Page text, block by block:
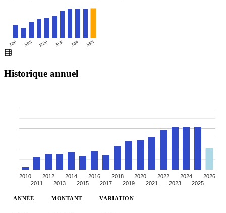
2016 2018 2020 2022 2024 2026
Historique annuel
2010
2011
2012
2013
2014
2015
2016
2017
2018
2019
2020
2021
2022
2023
2024
2025
2026
ANNÉE MONTANT VARIATION